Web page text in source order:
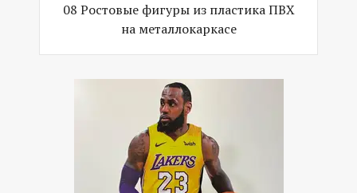
08 Ростовые фигуры из пластика ПВХ
на металлокаркасе